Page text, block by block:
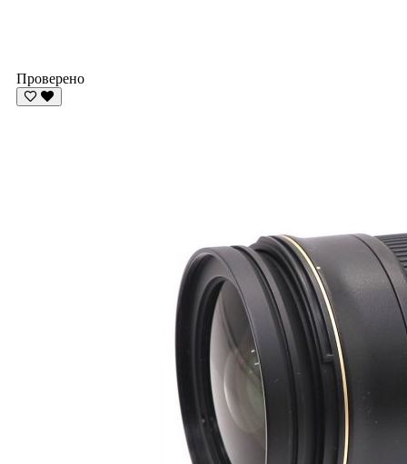
Проверено